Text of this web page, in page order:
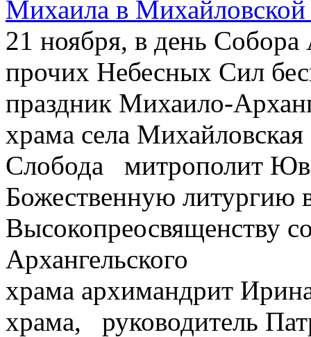
Михаила в
21 ноября, в день
прочих Небесных Сил
праздник Михаило-
храма села Михайловская
Слобода митрополит
Божественную литургию
Высокопреосвященству
Архангельского
храма архимандрит
храма, руководитель